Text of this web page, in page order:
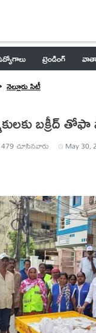
ట్రెండింగ్
నెల్లూరు సిటీ
బక్రీద్
479 చూసినవారు May 30,